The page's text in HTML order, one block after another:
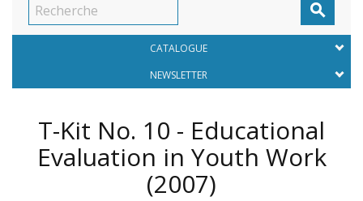

CATALOGUE
NEWSLETTER
T-Kit No. 10 - Educational
Evaluation in Youth Work
(2007)